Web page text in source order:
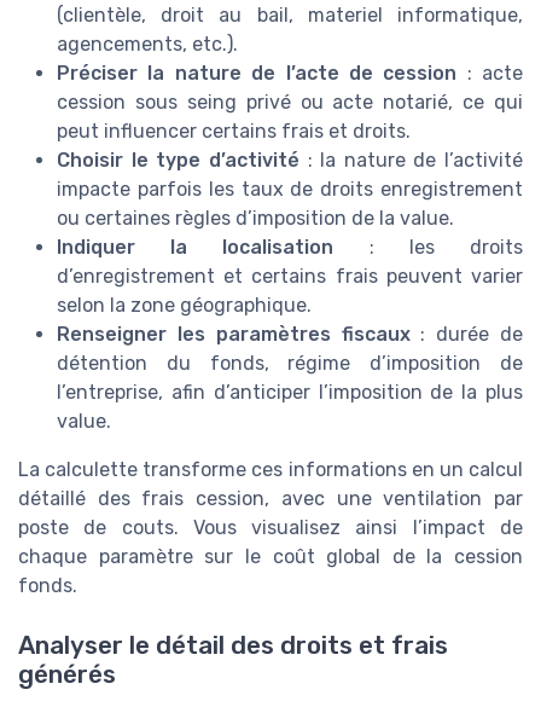
(clientèle, droit au bail, materiel informatique,
agencements, etc.).
Préciser la nature de l’acte de cession : acte
cession sous seing privé ou acte notarié, ce qui
peut influencer certains frais et droits.
Choisir le type d’activité : la nature de l’activité
impacte parfois les taux de droits enregistrement
ou certaines règles d’imposition de la value.
Indiquer la localisation : les droits
d’enregistrement et certains frais peuvent varier
selon la zone géographique.
Renseigner les paramètres fiscaux: durée de
détention du fonds, régime d’imposition de
l’entreprise, afin d’anticiper l’imposition de la plus
value.
La calculette transforme ces informations en un calcul
détaillé des frais cession, avec une ventilation par
poste de couts. Vous visualisez ainsi l’impact de
chaque paramètre sur le coût global de la cession
fonds.
Analyser le détail des droits et frais
générés